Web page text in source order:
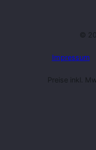
©
Impressum
Preise inkl.